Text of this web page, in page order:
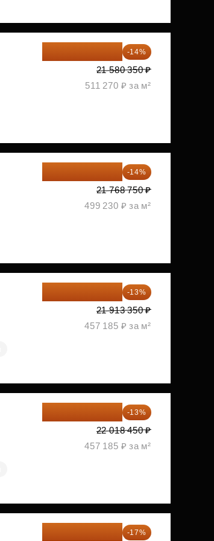
-14%
21 580 350 ₽
511 270 ₽ за м²
-14%
21 768 750 ₽
499 230 ₽ за м²
-13%
21 913 350 ₽
457 185 ₽ за м²
-13%
22 018 450 ₽
457 185 ₽ за м²
-17%